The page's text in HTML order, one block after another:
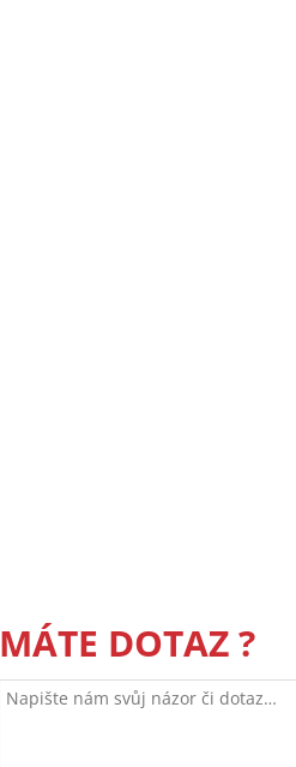
MÁTE DOTAZ ?